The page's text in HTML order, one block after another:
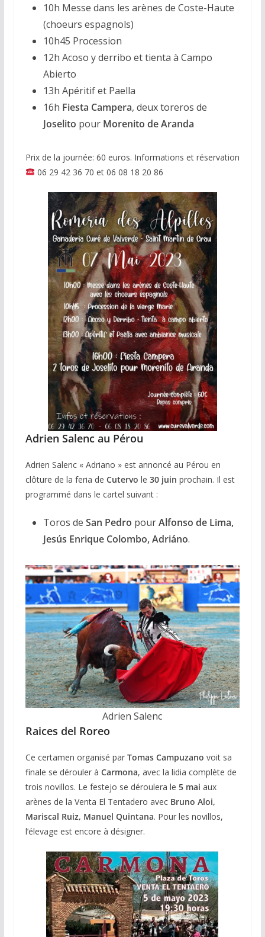
10h Messe dans les arènes de Coste-Haute
(choeurs espagnols)
10h45 Procession
12h Acoso y derribo et tienta à Campo
Abierto
13h Apéritif et Paella
16h Fiesta Campera, deux toreros de
Joselito pour Morenito de Aranda
Prix de la journée: 60 euros. Informations et réservation
06 29 42 36 70 et 06 08 18 20 86
Adrien Salenc au Pérou
Adrien Salenc « Adriano » est annoncé au Pérou en
clôture de la feria de Cutervo le 30 juin prochain. Il est
programmé dans le cartel suivant :
Toros de San Pedro pourAlfonso de Lima,
Jesús Enrique Colombo, Adriáno.
Adrien Salenc
Raices del Roreo
Ce certamen organisé par Tomas Campuzano voit sa
finale se dérouler à Carmona, avec la lidia complète de
trois novillos. Le festejo se déroulera le 5 mai aux
arènes de la Venta El Tentadero avec Bruno Aloi,
Mariscal Ruiz, Manuel Quintana. Pour les novillos,
l’élevage est encore à désigner.